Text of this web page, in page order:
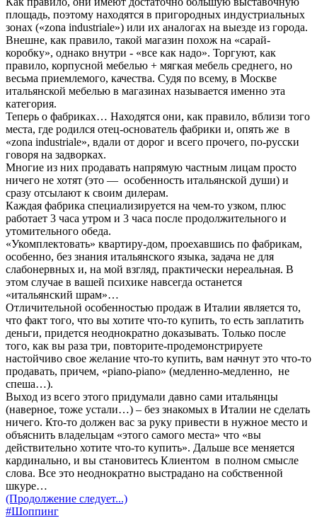
площадь, поэтому находятся в пригородных индустриальных
зонах («zona industriale») или их аналогах на выезде из города.
Внешне, как правило, такой магазин похож на «сарай-
коробку», однако внутри - «все как надо». Торгуют, как
правило, корпусной мебелью + мягкая мебель среднего, но
весьма приемлемого, качества. Судя по всему, в Москве
итальянской мебелью в магазинах называется именно эта
категория.
Теперь о фабриках… Находятся они, как правило, вблизи того
места, где родился отец-основатель фабрики и, опять же в
«zona industriale», вдали от дорог и всего прочего, по-русски
говоря на задворках.
Многие из них продавать напрямую частным лицам просто
ничего не хотят (это — особенность итальянской души) и
сразу отсылают к своим дилерам.
Каждая фабрика специализируется на чем-то узком, плюс
работает 3 часа утром и 3 часа после продолжительного и
утомительного обеда.
«Укомплектовать» квартиру-дом, проехавшись по фабрикам,
особенно, без знания итальянского языка, задача не для
слабонервных и, на мой взгляд, практически нереальная. В
этом случае в вашей психике навсегда останется
«итальянский шрам»…
Отличительной особенностью продаж в Италии является то,
что факт того, что вы хотите что-то купить, то есть заплатить
деньги, придется неоднократно доказывать. Только после
того, как вы раза три, повторите-продемонстрируете
настойчиво свое желание что-то купить, вам начнут это что-то
продавать, причем, «piano-piano» (медленно-медленно, не
спеша…).
Выход из всего этого придумали давно сами итальянцы
(наверное, тоже устали…) – без знакомых в Италии не сделать
ничего. Кто-то должен вас за руку привести в нужное место и
объяснить владельцам «этого самого места» что «вы
действительно хотите что-то купить». Дальше все меняется
кардинально, и вы становитесь Клиентом в полном смысле
слова. Все это неоднократно выстрадано на собственной
шкуре…
(Продолжение следует...)
#Шоппинг